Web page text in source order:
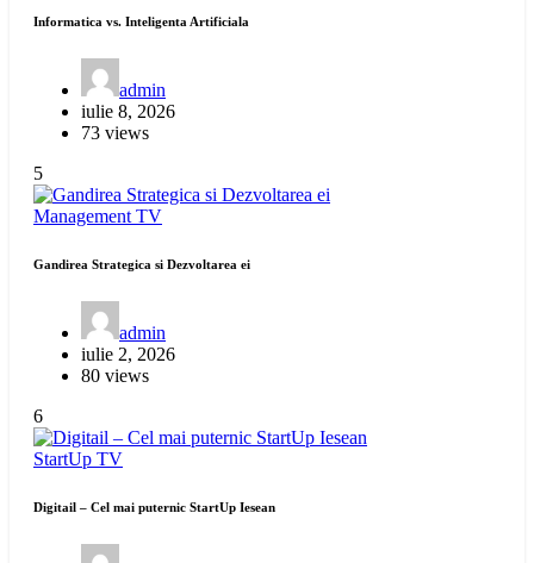
Informatica vs. Inteligenta Artificiala
admin
iulie 8, 2026
73 views
5
Management TV
Gandirea Strategica si Dezvoltarea ei
admin
iulie 2, 2026
80 views
6
StartUp TV
Digitail – Cel mai puternic StartUp Iesean